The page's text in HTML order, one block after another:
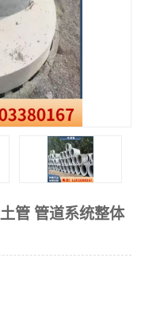
管 管道系统整体
口水泥管